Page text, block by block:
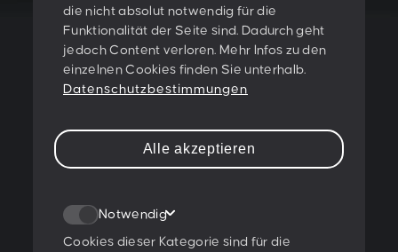
die nicht absolut notwendig für die
Funktionalität der Seite sind. Dadurch geht
jedoch Content verloren. Mehr Infos zu den
einzelnen Cookies finden Sie unterhalb.
Datenschutzbestimmungen
Alle akzeptieren
Notwendig
Cookies dieser Kategorie sind für die
LET'S CREATE
SOMETHING
TOGETHER!
PESCHKE DESIGN GMBH
Sternwartestraße 62-64
+43 1 47 07 922
contact@peschke.at